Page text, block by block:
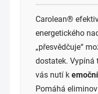
Carolean®
energetického
„přesvědčuje“
dostatek. Vypíná
vás nutí k
Pomáhá